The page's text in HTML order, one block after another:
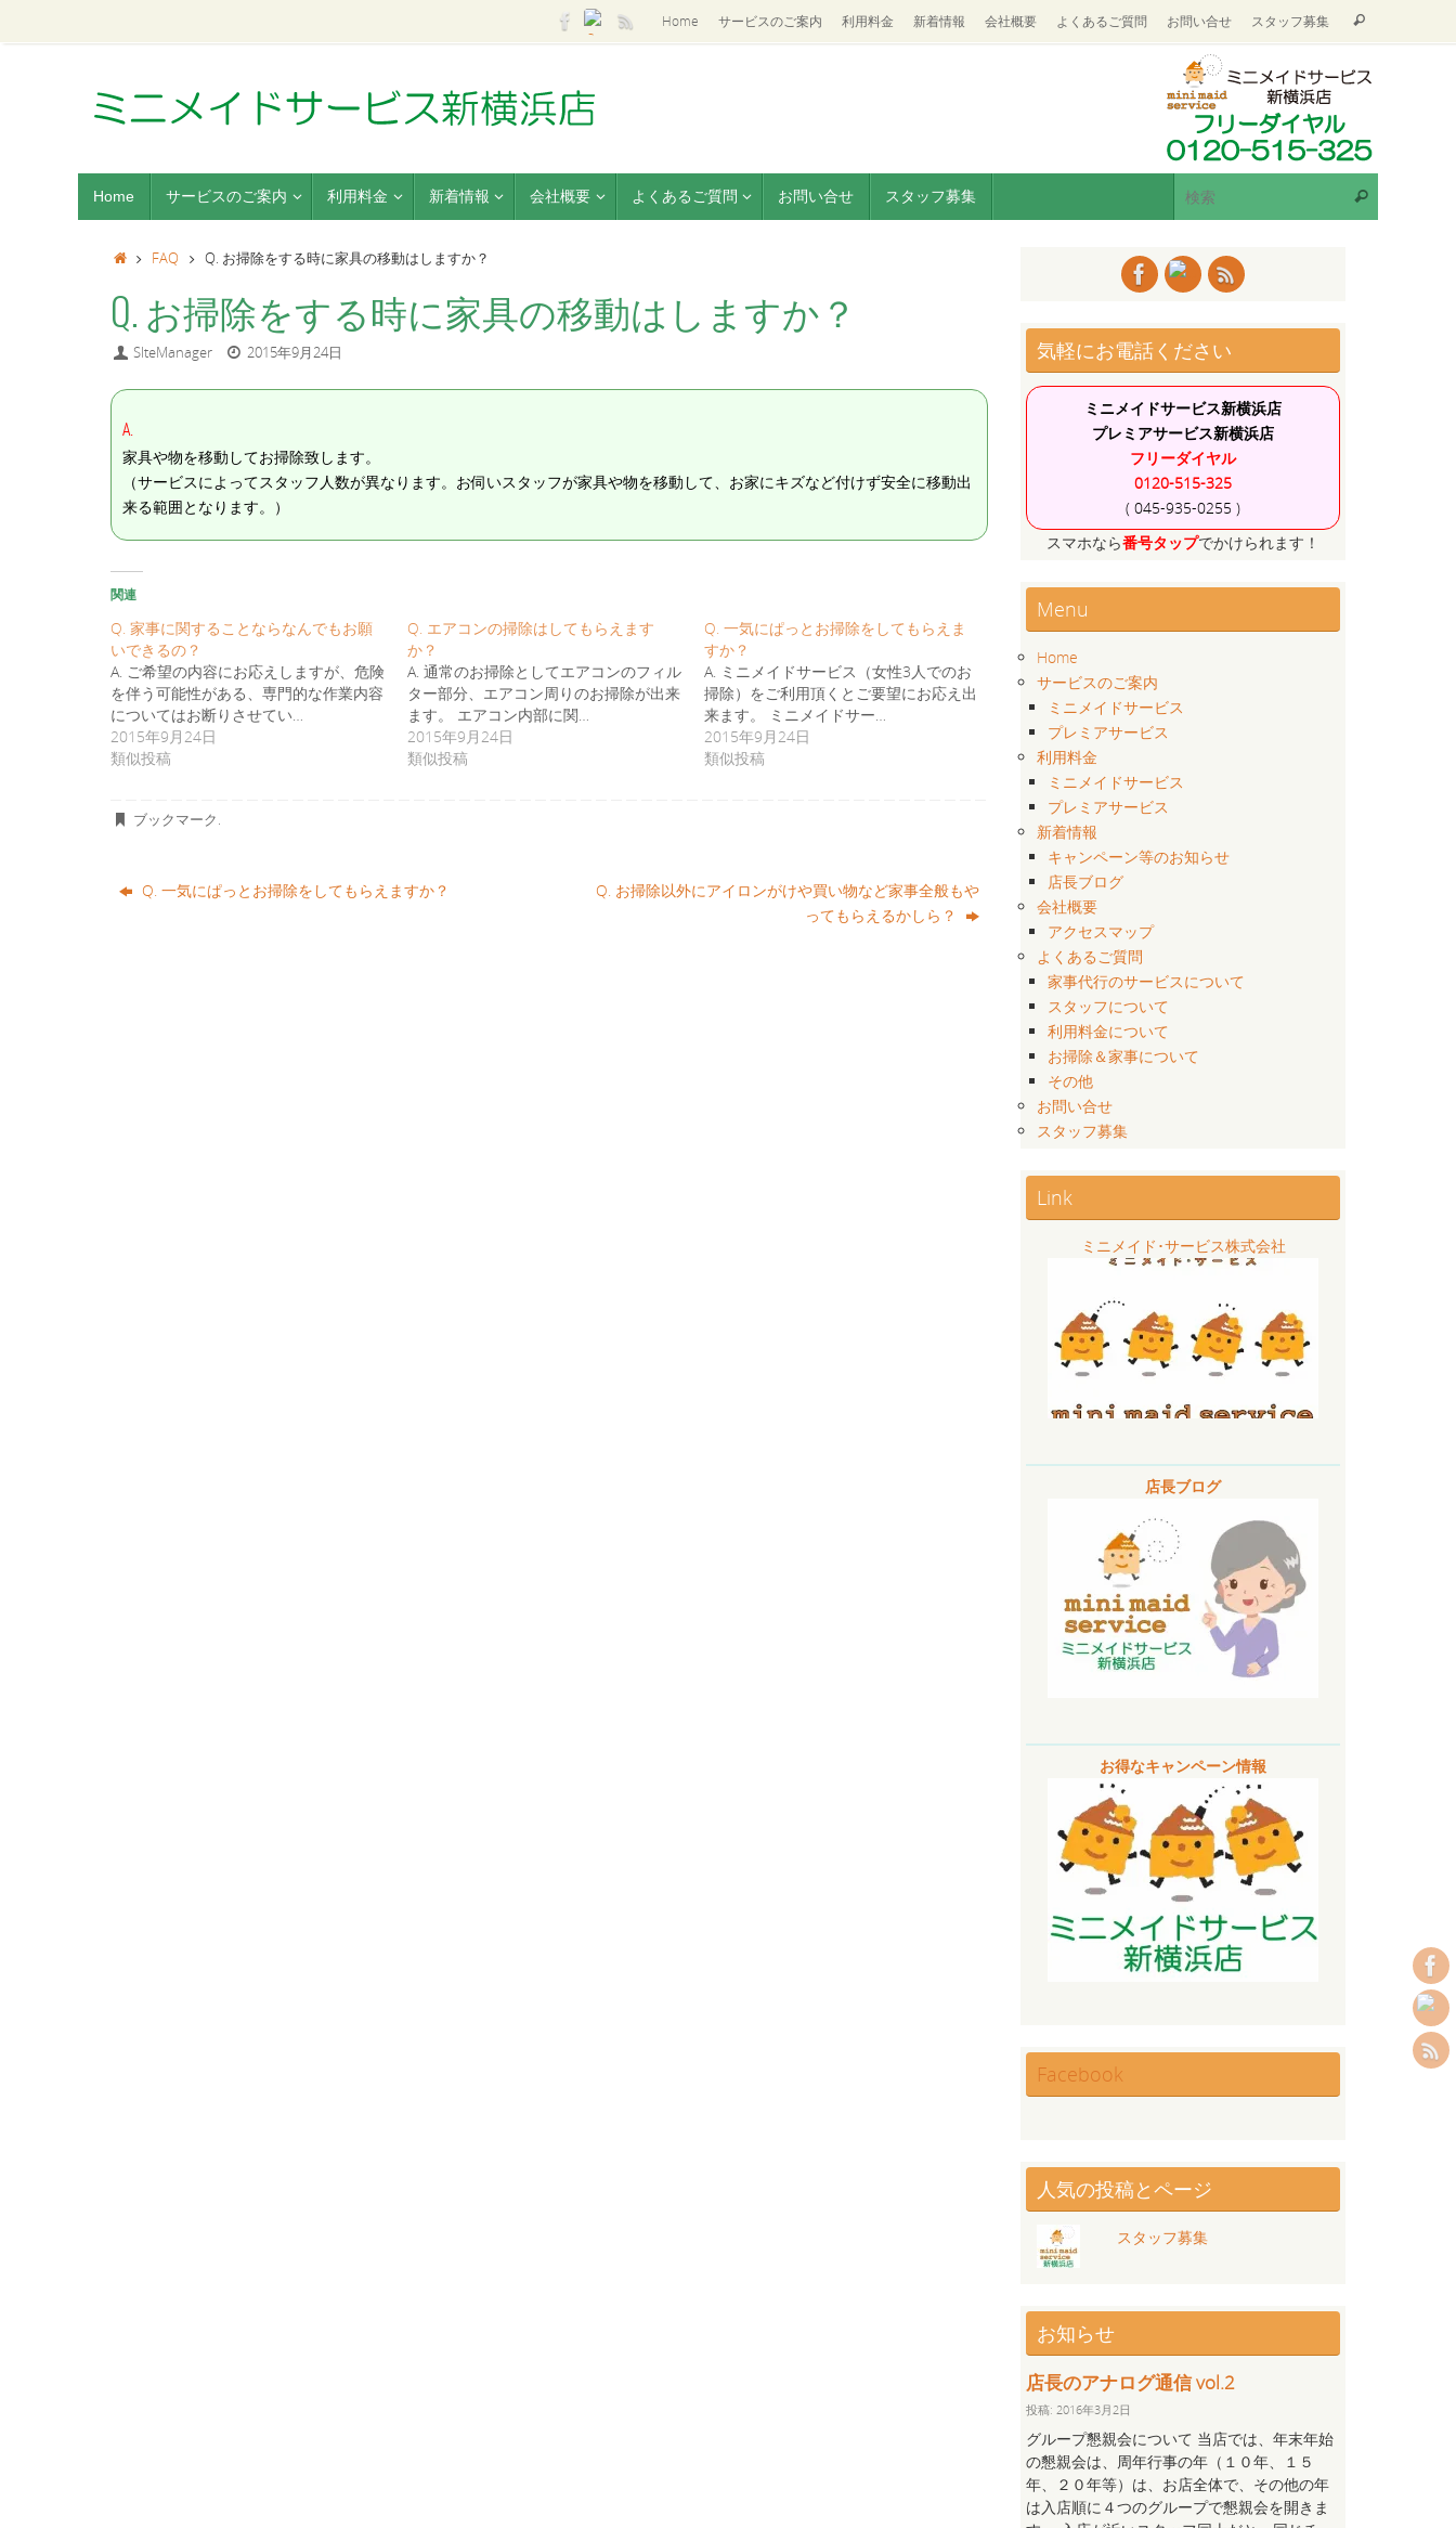
Home サービスのご案内 利用料金 新着情報 会社概要 よくあるご質問 お問い合せ スタッフ募集
Home サービスのご案内 利用料金 新着情報 会社概要 よくあるご質問 お問い合せ スタッフ募集
FAQ Q. お掃除をする時に家具の移動はしますか？
Q. お掃除をする時に家具の移動はしますか？
SIteManager 2015年9月24日
A.
家具や物を移動してお掃除致します。
（サービスによってスタッフ人数が異なります。お伺いスタッフが家具や物を移動して、お家にキズなど付けず安全に移動出
来る範囲となります。）
関連
Q. 家事に関することならなんでもお願
いできるの？
A. ご希望の内容にお応えしますが、危険
を伴う可能性がある、専門的な作業内容
についてはお断りさせてい…
2015年9月24日
類似投稿
Q. エアコンの掃除はしてもらえます
か？
A. 通常のお掃除としてエアコンのフィル
ター部分、エアコン周りのお掃除が出来
ます。 エアコン内部に関…
2015年9月24日
類似投稿
Q. 一気にぱっとお掃除をしてもらえま
すか？
A. ミニメイドサービス（女性3人でのお
掃除）をご利用頂くとご要望にお応え出
来ます。 ミニメイドサー…
2015年9月24日
類似投稿
ブックマーク.
Q. 一気にぱっとお掃除をしてもらえますか？
Q. お掃除以外にアイロンがけや買い物など家事全般もや
ってもらえるかしら？
気軽にお電話ください
ミニメイドサービス新横浜店
プレミアサービス新横浜店
フリーダイヤル
0120-515-325
( 045-935-0255 )
スマホなら番号タップでかけられます！
Menu
Home
サービスのご案内
ミニメイドサービス
プレミアサービス
利用料金
ミニメイドサービス
プレミアサービス
新着情報
キャンペーン等のお知らせ
店長ブログ
会社概要
アクセスマップ
よくあるご質問
家事代行のサービスについて
スタッフについて
利用料金について
お掃除＆家事について
その他
お問い合せ
スタッフ募集
Link
ミニメイド･サービス株式会社
店長ブログ
お得なキャンペーン情報
Facebook
人気の投稿とページ
スタッフ募集
お知らせ
店長のアナログ通信 vol.2
投稿: 2016年3月2日
グループ懇親会について 当店では、年末年始
の懇親会は、周年行事の年（１０年、１５
年、２０年等）は、お店全体で、その他の年
は入店順に４つのグループで懇親会を開きま